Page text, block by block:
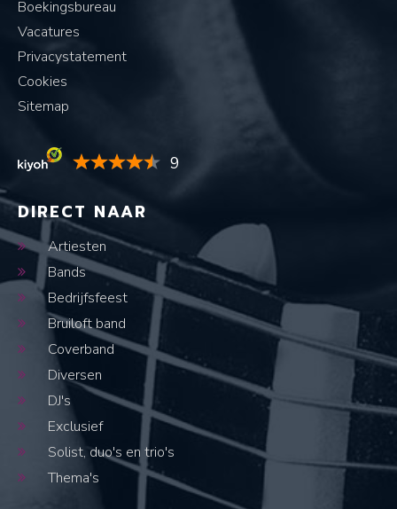
Boekingsbureau
Vacatures
Privacystatement
Cookies
Sitemap
9
DIRECT NAAR
Artiesten
Bands
Bedrijfsfeest
Bruiloft band
Coverband
Diversen
DJ's
Exclusief
Solist, duo's en trio's
Thema's